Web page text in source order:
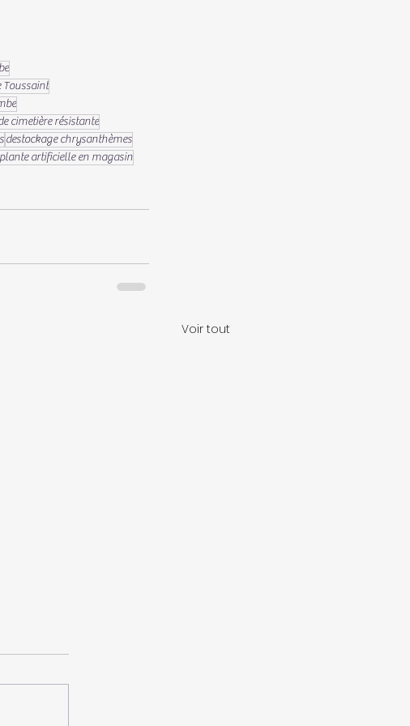
Toussaint
cimetière résistante
destockage chrysanthèmes
plante artificielle en magasin
Voir tout